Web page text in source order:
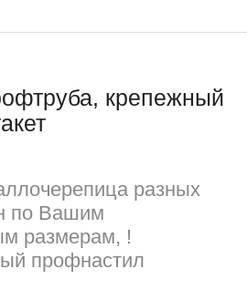
крепежный
разных
по Вашим
размерам, !
профнастил